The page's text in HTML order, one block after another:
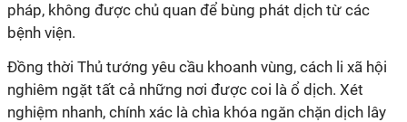
pháp, không được chủ quan để bùng phát dịch từ các
bệnh viện.
Đồng thời Thủ tướng yêu cầu khoanh vùng, cách li xã hội
nghiêm ngặt tất cả những nơi được coi là ổ dịch. Xét
nghiệm nhanh, chính xác là chìa khóa ngăn chặn dịch lây